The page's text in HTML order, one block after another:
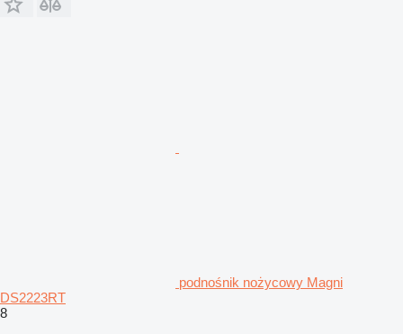
podnośnik nożycowy Magni
DS2223RT
8